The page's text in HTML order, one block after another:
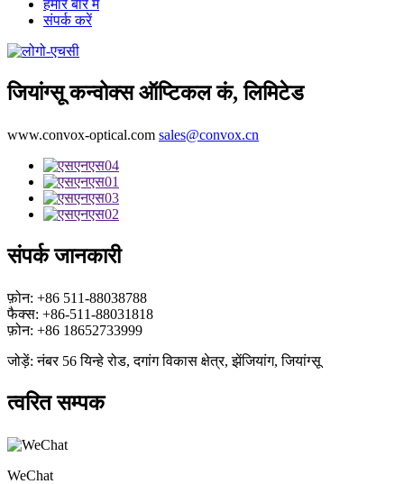
हमारे बारे में
संपर्क करें
जियांग्सू कन्वोक्स ऑप्टिकल कं, लिमिटेड
www.convox-optical.com sales@convox.cn
संपर्क जानकारी
फ़ोन: +86 511-88038788
फैक्स: +86-511-88031818
फ़ोन: +86 18652733999
जोड़ें: नंबर 56 यिन्हे रोड, दगांग विकास क्षेत्र, झेंजियांग, जियांग्सू
त्वरित सम्पक
WeChat